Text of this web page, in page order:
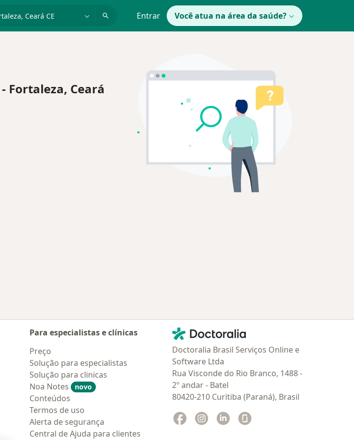
ou região Entrar Você atua na área da saúde?
Fortaleza, Ceará
Para especialistas e clínicas
Preço
Solução para especialistas
Solução para clinicas
Noa Notes
novo
Conteúdos
Termos de uso
Alerta de segurança
Central de Ajuda para clientes
Contato
Doctoralia - Homepage
Doctoralia Brasil Serviços Online e
Software Ltda
Rua Visconde do Rio Branco, 1488 -
2º andar - Batel
80420-210 Curitiba (Paraná), Brasil
Facebook
abre num novo separador
Instagram
abre num novo separador
Linkedin
abre num novo separador